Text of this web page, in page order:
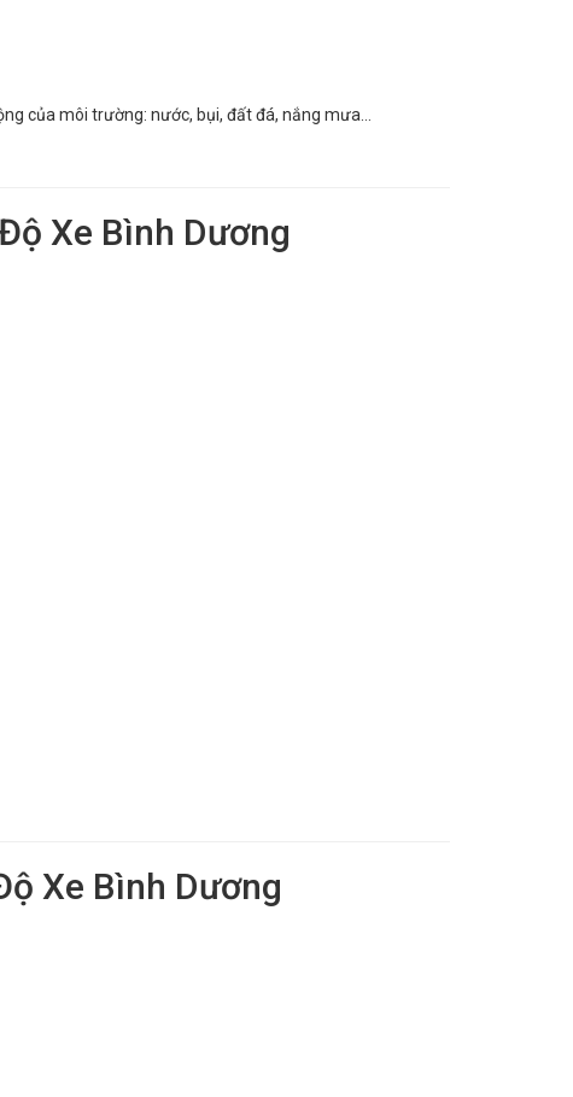
của môi trường: nước, bụi, đất đá, nắng mưa…
Xe Bình Dương
Xe Bình Dương